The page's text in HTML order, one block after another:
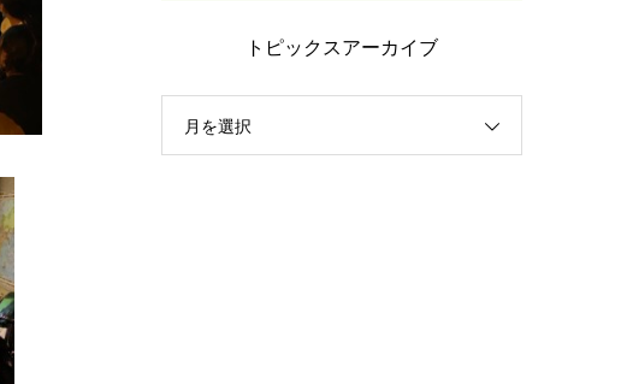
トピックスアーカイブ
月を選択